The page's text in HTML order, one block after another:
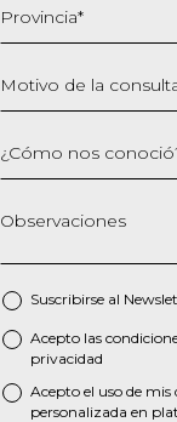
AAAA
Provincia*
Motivo de la
¿Cómo nos
Observaciones
Suscribirse al
* Acepto las
privacidad
Acepto el uso de
personalizada en